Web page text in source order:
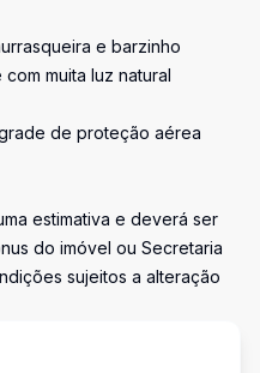
e barzinho
muita luz natural
de proteção aérea
estimativa e deverá ser
do imóvel ou Secretaria
sujeitos a alteração